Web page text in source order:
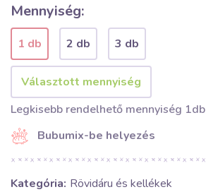
Mennyiség:
1 db 2 db 3 db
Legkisebb rendelhető mennyiség 1db
Bubumix-be helyezés
Kategória: Rövidáru és kellékek